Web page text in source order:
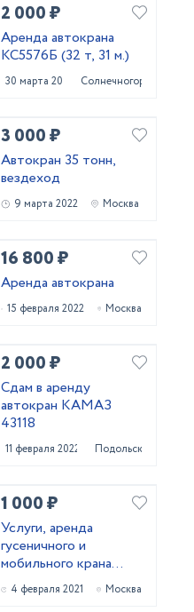
2 000 ₽
Аренда автокрана
КС5576Б (32 т, 31 м.)
30 марта 2022 Солнечногорск
3 000 ₽
Автокран 35 тонн,
вездеход
9 марта 2022 Москва
16 800 ₽
Аренда автокрана
15 февраля 2022 Москва
2 000 ₽
Сдам в аренду
автокран КАМАЗ
43118
11 февраля 2022 Подольск
1 000 ₽
Услуги, аренда
гусеничного и
мобильного крана
LIEBHERR
4 февраля 2021 Москва